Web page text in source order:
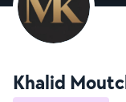
Khalid